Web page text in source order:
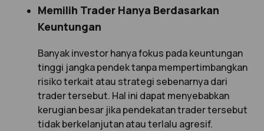
Memilih Trader Hanya Berdasarkan
Keuntungan
Banyak investor hanya fokus pada keuntungan
tinggi jangka pendek tanpa mempertimbangkan
risiko terkait atau strategi sebenarnya dari
trader tersebut. Hal ini dapat menyebabkan
kerugian besar jika pendekatan trader tersebut
tidak berkelanjutan atau terlalu agresif.